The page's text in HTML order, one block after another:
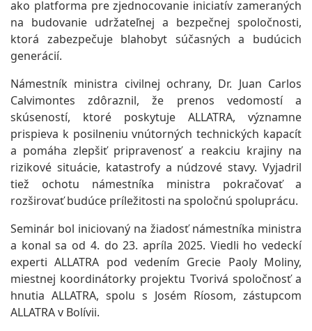
ako platforma pre zjednocovanie iniciatív zameraných
na budovanie udržateľnej a bezpečnej spoločnosti,
ktorá zabezpečuje blahobyt súčasných a budúcich
generácií.
Námestník ministra civilnej ochrany, Dr. Juan Carlos
Calvimontes zdôraznil, že prenos vedomostí a
skúseností, ktoré poskytuje ALLATRA, významne
prispieva k posilneniu vnútorných technických kapacít
a pomáha zlepšiť pripravenosť a reakciu krajiny na
rizikové situácie, katastrofy a núdzové stavy. Vyjadril
tiež ochotu námestníka ministra pokračovať a
rozširovať budúce príležitosti na spoločnú spoluprácu.
Seminár bol iniciovaný na žiadosť námestníka ministra
a konal sa od 4. do 23. apríla 2025. Viedli ho vedeckí
experti ALLATRA pod vedením Grecie Paoly Moliny,
miestnej koordinátorky projektu Tvorivá spoločnosť a
hnutia ALLATRA, spolu s Josém Ríosom, zástupcom
ALLATRA v Bolívii.